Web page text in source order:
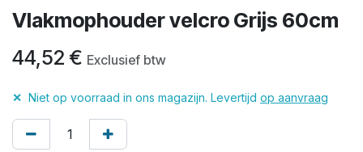
Vlakmophouder velcro Grijs 60cm
44,52 € Exclusief btw
✕ Niet op voorraad in ons magazijn. Levertijd op aanvraag